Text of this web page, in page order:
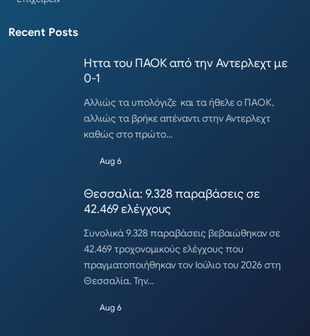
Recent Posts
Ηττα του ΠΑΟΚ από την Αντερλεχτ με
0-1
Αλλιώς τα υπολόγιζε και τα ήθελε ο ΠΑΟΚ,
αλλιώς τα βρήκε απέναντι στην Αντερλεχτ
καθώς στο πρώτο…
Aug 6
Θεσσαλία: 9.328 παραβάσεις σε
42.469 ελέγχους
Συνολικά 9.328 παραβάσεις βεβαιώθηκαν σε
42.469 τροχονομικούς ελέγχους που
πραγματοποιήθηκαν τον Ιούλιο του 2026 στη
Θεσσαλία. Την…
Aug 6